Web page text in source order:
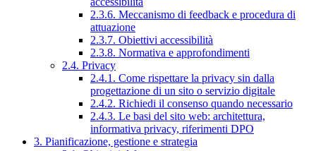
2.3.6. Meccanismo di feedback e procedura di
attuazione
2.3.7. Obiettivi accessibilità
2.3.8. Normativa e approfondimenti
2.4. Privacy
2.4.1. Come rispettare la privacy sin dalla
progettazione di un sito o servizio digitale
2.4.2. Richiedi il consenso quando necessario
2.4.3. Le basi del sito web: architettura,
informativa privacy, riferimenti DPO
3. Pianificazione, gestione e strategia